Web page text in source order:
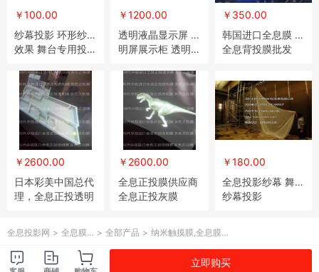
￥100.00
纱幕投影 环形纱幕
效果 舞台专用投影
￥1200.00
透明液晶显示屏 透
明屏展示柜 透明屏
￥350.00
韩国进口全息膜 ，
全息背投膜批发
￥2600.00
日本彩美中国总代
理，全息正投透明
￥2600.00
全息正投膜供应商
全息正投灰膜
￥180.00
全息投影纱幕 舞台
纱幕投影
全息投影网 > 全息膜… > 全部产品 > 纳米触摸膜,全息膜…
立即购买